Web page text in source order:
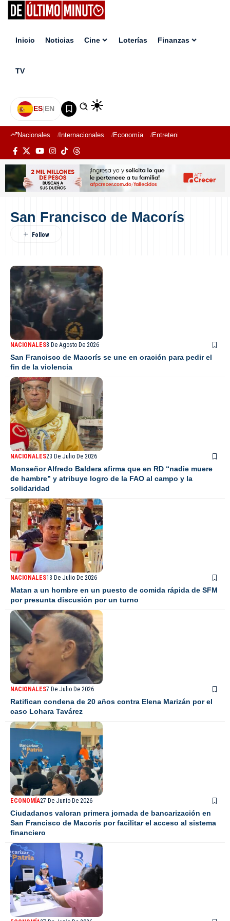
Inicio Noticias Cine Loterías Finanzas
TV
ES|EN
Nacionales Internacionales Economía Entretenimiento
San Francisco de Macorís
NACIONALES8 De Agosto De 2026
San Francisco de Macorís se une en oración para pedir el
fin de la violencia
NACIONALES23 De Julio De 2026
Monseñor Alfredo Baldera afirma que en RD “nadie muere
de hambre” y atribuye logro de la FAO al campo y la
solidaridad
NACIONALES13 De Julio De 2026
Matan a un hombre en un puesto de comida rápida de SFM
por presunta discusión por un turno
NACIONALES7 De Julio De 2026
Ratifican condena de 20 años contra Elena Marizán por el
caso Lohara Tavárez
ECONOMÍA27 De Junio De 2026
Ciudadanos valoran primera jornada de bancarización en
San Francisco de Macorís por facilitar el acceso al sistema
financiero